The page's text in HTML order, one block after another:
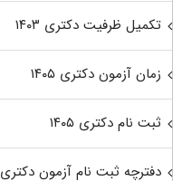
تکمیل ظرفیت دکتری ۱۴۰۳
زمان آزمون دکتری ۱۴۰۵
ثبت نام دکتری ۱۴۰۵
دفترچه ثبت نام آزمون دکتری ۱۴۰۴